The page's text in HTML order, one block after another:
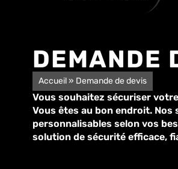
DEMANDE
Accueil» Demande de devis
Vous souhaitez sécuriser
Vous êtes au bon endroit.
personnalisables selon vos
solution de sécurité efficace,